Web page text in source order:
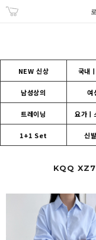
NEW 신상 국내
남성상의 여
트레이닝 요가ㅣ
1+1 Set 신
KQQ